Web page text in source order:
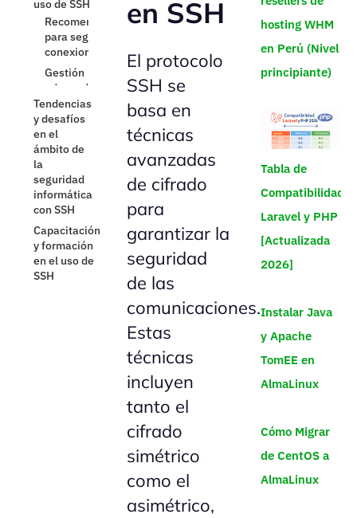
uso de SSH
Tendencias
y desafíos
en el
ámbito de
la
seguridad
informática
con SSH
Capacitación
y formación
en el uso de
SSH
en SSH
El protocolo
SSH se
basa en
técnicas
avanzadas
de cifrado
para
garantizar la
seguridad
de las
comunicaciones.
Estas
técnicas
incluyen
tanto el
cifrado
simétrico
como el
asimétrico,
hosting WHM
en Perú (Nivel
principiante)
Tabla de
Compatibilidad
Laravel y PHP
[Actualizada
2026]
Instalar Java
y Apache
TomEE en
AlmaLinux
Cómo Migrar
de CentOS a
AlmaLinux